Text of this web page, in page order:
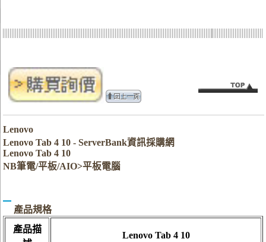
Lenovo
Lenovo Tab 4 10 - ServerBank資訊採購網
Lenovo Tab 4 10
NB筆電/平板/AIO>平板電腦
產品規格
產品描
Lenovo Tab 4 10